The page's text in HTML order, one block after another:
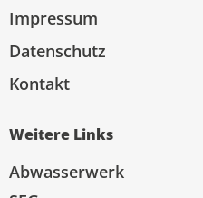
Impressum
Datenschutz
Kontakt
Weitere Links
Abwasserwerk